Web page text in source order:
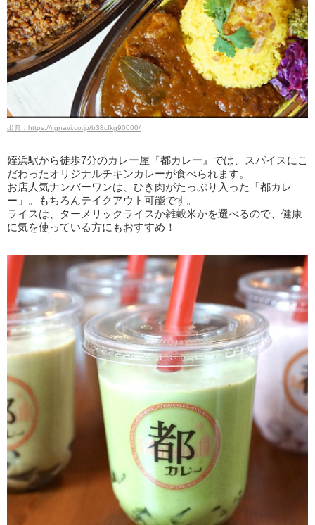
出典：https://r.gnavi.co.jp/b38cfkg90000/
姪浜駅から徒歩7分のカレー屋『都カレー』では、スパイスにこ
だわったオリジナルチキンカレーが食べられます。
お店人気ナンバーワンは、ひき肉がたっぷり入った「都カレ
ー」。もちろんテイクアウト可能です。
ライスは、ターメリックライスか雑穀米かを選べるので、健康
に気を使っている方にもおすすめ！